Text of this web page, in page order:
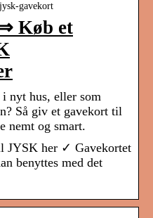
gavekort
Køb et
nyt hus, eller som
Så giv et gavekort til
nemt og smart.
JYSK her ✓ Gavekortet
benyttes med det